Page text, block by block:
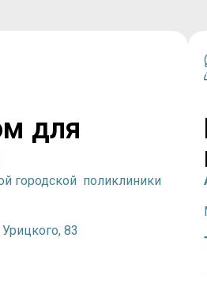
для
городской поликлиники
83